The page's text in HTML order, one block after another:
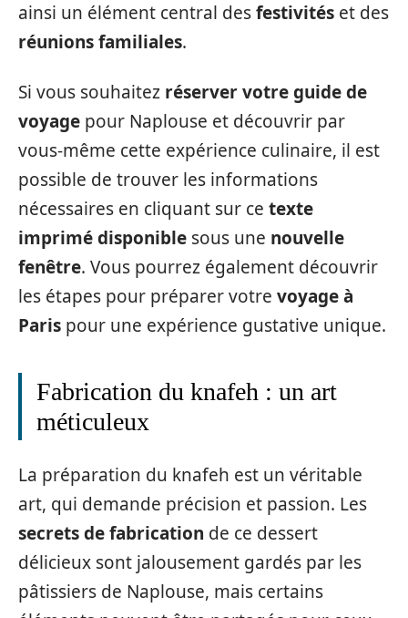
ainsi un élément central desfestivités et des
réunions familiales.
Si vous souhaitez réserver votre guide de
voyage pour Naplouse et découvrir par
vous-même cette expérience culinaire, il est
possible de trouver les informations
nécessaires en cliquant sur ce texte
imprimé disponible sous une nouvelle
fenêtre. Vous pourrez également découvrir
les étapes pour préparer votre voyage à
Paris pour une expérience gustative unique.
Fabrication du knafeh : un art
méticuleux
La préparation du knafeh est un véritable
art, qui demande précision et passion. Les
secrets de fabrication de ce dessert
délicieux sont jalousement gardés par les
pâtissiers de Naplouse, mais certains